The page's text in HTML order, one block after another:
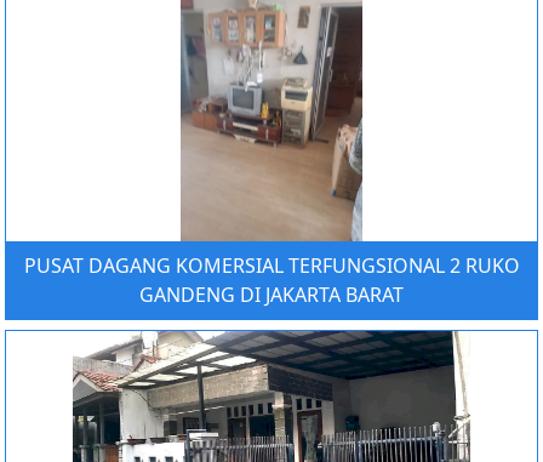
PUSAT DAGANG KOMERSIAL TERFUNGSIONAL 2 RUKO
GANDENG DI JAKARTA BARAT